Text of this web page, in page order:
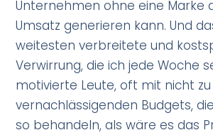
Unternehmen ohne eine Marke
Umsatz generieren kann. Und
weitesten verbreitete und
Verwirrung, die ich jede Woche
motivierte Leute, oft mit nicht zu
vernachlässigenden Budgets,
so behandeln, als wäre es das